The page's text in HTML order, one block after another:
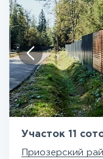
Участок 11
Приозерский